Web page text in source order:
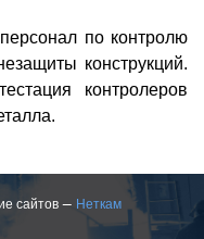
по контролю
конструкций.
контролеров
сайтов — Неткам